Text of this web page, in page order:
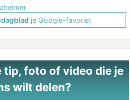
je Google-favoriet
tip, foto of video die je
wilt delen?